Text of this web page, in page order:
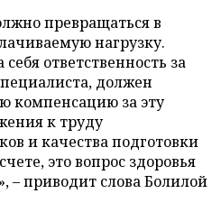
превращаться в
нагрузку.
ответственность за
должен
компенсацию за эту
к труду
и качества подготовки
это вопрос здоровья
– приводит слова Болилой